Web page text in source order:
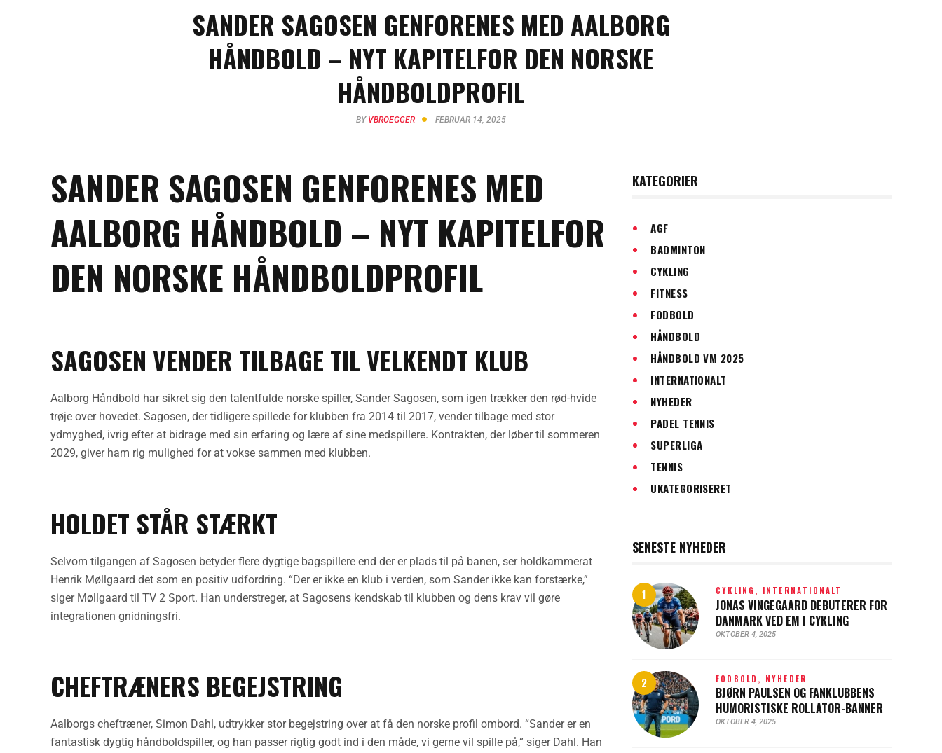
SANDER SAGOSEN GENFORENES MED AALBORG
HÅNDBOLD – NYT KAPITELFOR DEN NORSKE
HÅNDBOLDPROFIL
BY VBROEGGER FEBRUAR 14, 2025
SANDER SAGOSEN GENFORENES MED
AALBORG HÅNDBOLD – NYT KAPITELFOR
DEN NORSKE HÅNDBOLDPROFIL
SAGOSEN VENDER TILBAGE TIL VELKENDT KLUB
Aalborg Håndbold har sikret sig den talentfulde norske spiller, Sander Sagosen, som igen trækker den rød-hvide
trøje over hovedet. Sagosen, der tidligere spillede for klubben fra 2014 til 2017, vender tilbage med stor
ydmyghed, ivrig efter at bidrage med sin erfaring og lære af sine medspillere. Kontrakten, der løber til sommeren
2029, giver ham rig mulighed for at vokse sammen med klubben.
HOLDET STÅR STÆRKT
Selvom tilgangen af Sagosen betyder flere dygtige bagspillere end der er plads til på banen, ser holdkammerat
Henrik Møllgaard det som en positiv udfordring. “Der er ikke en klub i verden, som Sander ikke kan forstærke,”
siger Møllgaard til TV 2 Sport. Han understreger, at Sagosens kendskab til klubben og dens krav vil gøre
integrationen gnidningsfri.
CHEFTRÆNERS BEGEJSTRING
Aalborgs cheftræner, Simon Dahl, udtrykker stor begejstring over at få den norske profil ombord. “Sander er en
fantastisk dygtig håndboldspiller, og han passer rigtig godt ind i den måde, vi gerne vil spille på,” siger Dahl. Han
KATEGORIER
AGF
BADMINTON
CYKLING
FITNESS
FODBOLD
HÅNDBOLD
HÅNDBOLD VM 2025
INTERNATIONALT
NYHEDER
PADEL TENNIS
SUPERLIGA
TENNIS
UKATEGORISERET
SENESTE NYHEDER
CYKLING, INTERNATIONALT
JONAS VINGEGAARD DEBUTERER FOR
DANMARK VED EM I CYKLING
OKTOBER 4, 2025
FODBOLD, NYHEDER
BJØRN PAULSEN OG FANKLUBBENS
HUMORISTISKE ROLLATOR-BANNER
OKTOBER 4, 2025